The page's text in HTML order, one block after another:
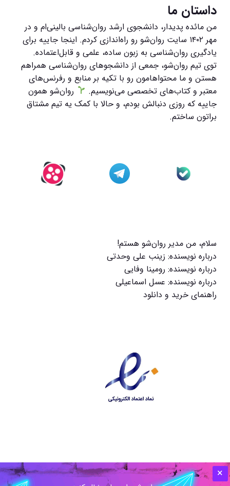
داستان ما
من مائده پدیدار، دانشجوی ارشد روان‌شناسی بالینی‌ام و در
مهر ۱۴۰۲ سایت روان‌شو رو راه‌اندازی کردم. اینجا جاییه برای
یادگیری روان‌شناسی به زبون ساده، علمی و قابل‌اعتماده.
توی تیم روان‌شو، جمعی از دانشجوهای روان‌شناسی همراهم
هستن و ما محتواهامون رو با تکیه بر منابع و رفرنس‌های
معتبر و کتاب‌های تخصصی می‌نویسیم.
روان‌شو همون
جاییه که روزی دنبالش بودم، و حالا با کمک یه تیم مشتاق
براتون ساختم.
سلام، من مدیر روان‌شو هستم!
درباره نویسنده: زینب علی وحدتی
درباره نویسنده: رومینا وفایی
درباره نویسنده: عسل اسماعیلی
راهنمای خرید و دانلود